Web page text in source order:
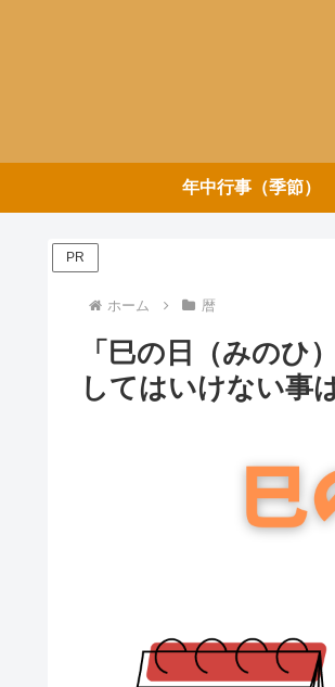
年中行事（季節）
PR
ホーム 暦
「巳の日（みのひ
してはいけない事